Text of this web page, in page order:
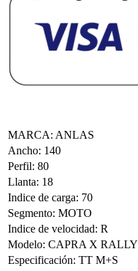
MARCA: ANLAS
Ancho: 140
Perfil: 80
Llanta: 18
Indice de carga: 70
Segmento: MOTO
Indice de velocidad: R
Modelo: CAPRA X RALLY
Especificación: TT M+S